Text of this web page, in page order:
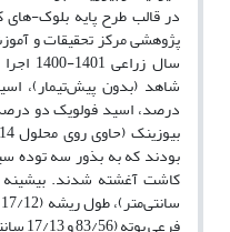
در قالب طرح پایه بلوک-
پژوهشی مرکز تحقیقات و
سال
درصد، اسید فولویک دو
بودند که به بذور سه توده